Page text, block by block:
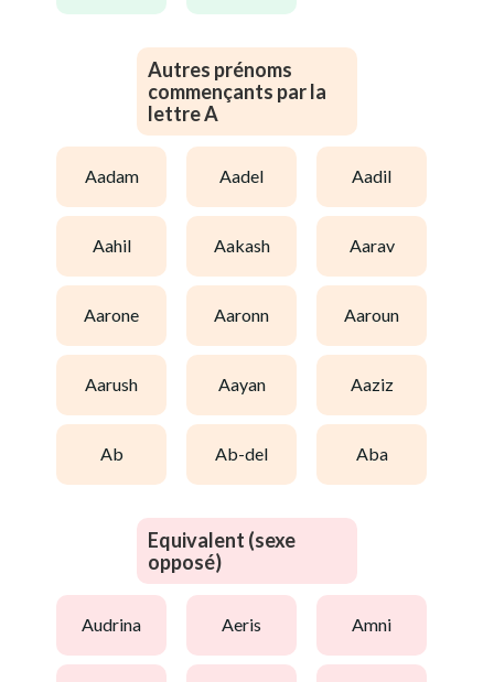
Autres prénoms
commençants par la
lettre A
aadam aadel aadil
aahil aakash aarav
aarone aaronn aaroun
aarush aayan aaziz
ab ab-del aba
Equivalent (sexe
opposé)
audrina aeris amni